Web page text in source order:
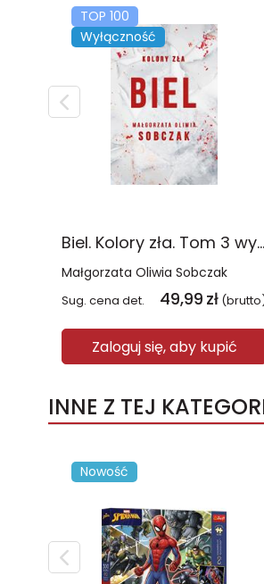
TOP 100
Wyłączność
Biel. Kolory zła. Tom 3 wyd. 2025
Małgorzata Oliwia Sobczak
Sug. cena det. 49,99 zł
Zaloguj się, aby kupić
INNE Z TEJ
Nowość